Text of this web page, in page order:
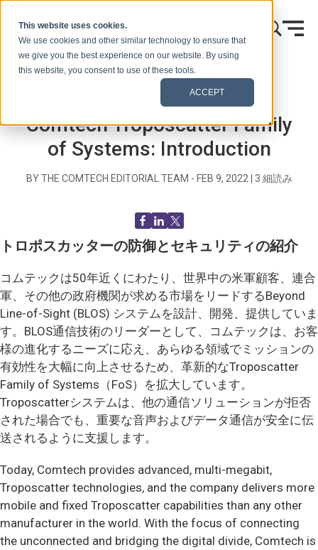
This website uses cookies.
We use cookies and other similar technology to ensure that
we give you the best experience on our website. By using
this website, you consent to use of these tools.
ACCEPT
Blog Post
Comtech Troposcatter Family
of Systems: Introduction
BY THE COMTECH EDITORIAL TEAM - FEB 9, 2022 3 細読み
トロポスカッターの防御とセキュリティの紹介
コムテックは50年近くにわたり、世界中の米軍顧客、連合
軍、その他の政府機関が求める市場をリードするBeyond
Line-of-Sight (BLOS) システムを設計、開発、提供していま
す。BLOS通信技術のリーダーとして、コムテックは、お客
様の進化するニーズに応え、あらゆる領域でミッションの
有効性を大幅に向上させるため、革新的なTroposcatter
Family of Systems（FoS）を拡大しています。
Troposcatterシステムは、他の通信ソリューションが拒否
された場合でも、重要な音声およびデータ通信が安全に伝
送されるように支援します。
Today, Comtech provides advanced, multi-megabit,
Troposcatter technologies, and the company delivers more
mobile and fixed Troposcatter capabilities than any other
manufacturer in the world. With the focus of connecting
the unconnected and bridging the digital divide, Comtech is